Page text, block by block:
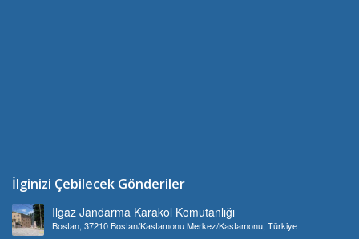
İlginizi Çebilecek Gönderiler
Ilgaz Jandarma Karakol Komutanlığı
Bostan, 37210 Bostan/Kastamonu Merkez/Kastamonu, Türkiye